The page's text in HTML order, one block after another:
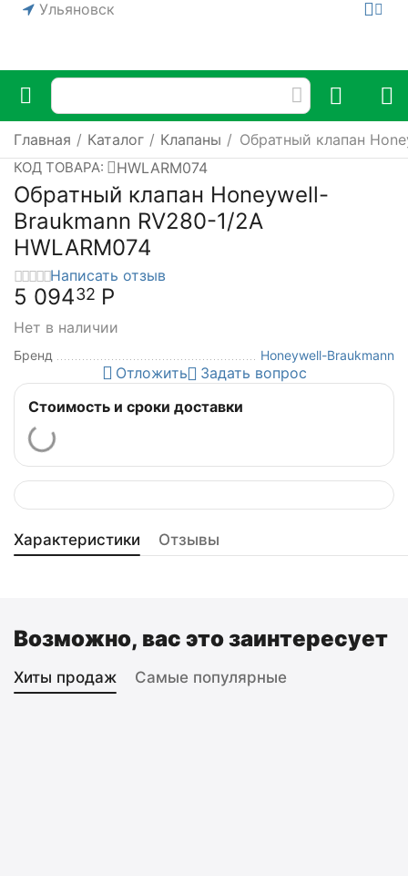
Ульяновск
Главная / Каталог / Клапаны / Обратный клапан
КОД ТОВАРА: HWLARM074
Обратный клапан Honeywell-
Braukmann RV280-1/2A
HWLARM074
Написать отзыв
5 09432 Р
Нет в наличии
Бренд Honeywell-Braukmann
Отложить
Задать вопрос
Стоимость и сроки доставки
Характеристики Отзывы
Возможно, вас это заинтересует
Хиты продаж Самые популярные